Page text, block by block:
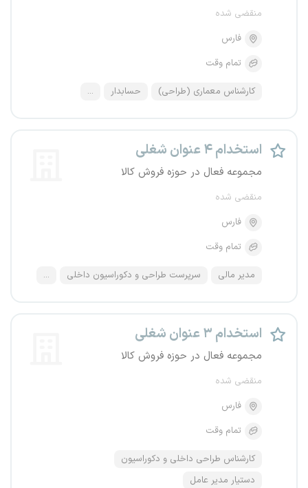
منقضی شده
فارس
تمام وقت
کارشناس معماری (طراحی) حسابدار ...
استخدام ۴ عنوان شغلی
مجموعه فعال در حوزه فروش کالا
منقضی شده
فارس
تمام وقت
مدیر مالی سرپرست طراحی و دکوراسیون داخلی ...
استخدام ۳ عنوان شغلی
مجموعه فعال در حوزه فروش کالا
منقضی شده
فارس
تمام وقت
کارشناس طراحی داخلی و دکوراسیون
دستیار مدیر عامل